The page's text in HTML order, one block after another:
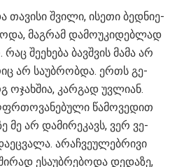
თა­ვი­სი შვი­ლი, ისე­თი ბედ­ნი­ე­
მაგ­რამ და­მო­უ­კი­დებ­ლად
შე­ე­ხე­ბა ბავ­შვის მამა არ
არ სა­უბ­რობ­და. ერთს გე­
ოჯახ­შია, კარ­გად უვ­ლი­ან.
წა­მო­ვე­დით
მე არ და­მი­რე­კავს, ვერ ვე­
არაჩ­ვე­უ­ლებ­რი­ვი
ესა­უბ­რე­ბო­და დე­და­ზე,